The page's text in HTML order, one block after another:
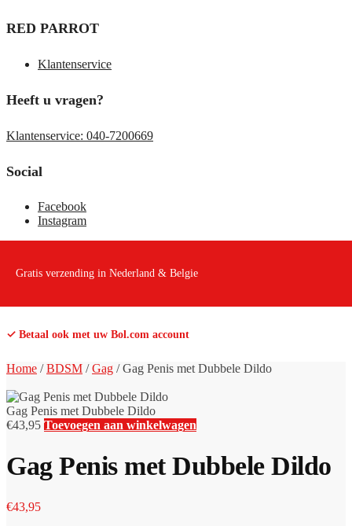
RED PARROT
Klantenservice
Heeft u vragen?
Klantenservice: 040-7200669
Social
Facebook
Instagram
Gratis verzending in Nederland & Belgie
✓ Betaal ook met uw Bol.com account
Home /BDSM /Gag /Gag Penis met Dubbele Dildo
Gag Penis met Dubbele Dildo
€43,95 Toevoegen aan winkelwagen
Gag Penis met Dubbele Dildo
€43,95